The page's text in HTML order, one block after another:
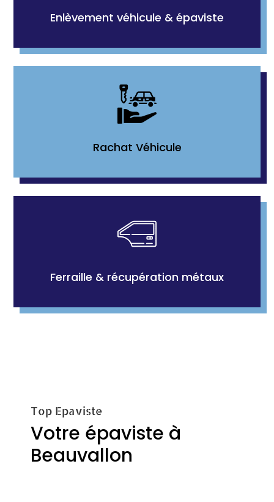
Enlèvement véhicule & épaviste
Rachat Véhicule
Ferraille & récupération métaux
Top Epaviste
Votre épaviste à
Beauvallon